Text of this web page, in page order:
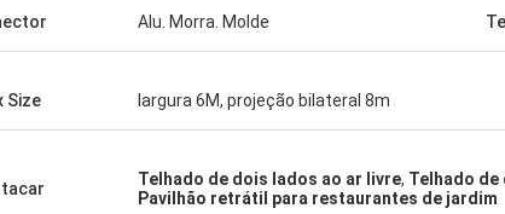
Alu. Morra. Molde
Size largura 6M, projeção bilateral 8m
Telhado de dois lados ao ar livre, Telhado
Pavilhão retrátil para restaurantes de jardim